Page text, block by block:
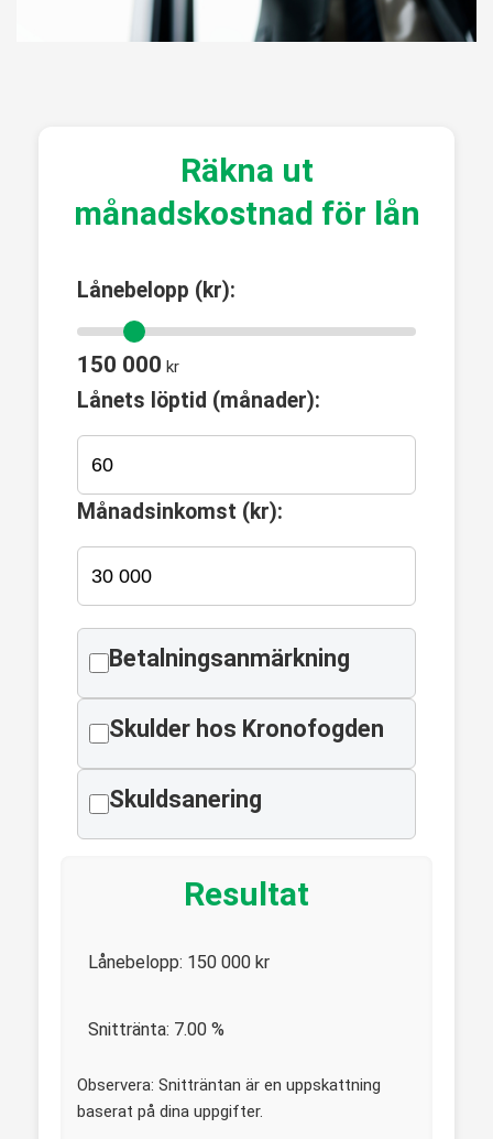
Räkna ut
månadskostnad för lån
Lånebelopp (kr):
150 000 kr
Lånets löptid (månader):
Månadsinkomst (kr):
Betalningsanmärkning
Skulder hos Kronofogden
Skuldsanering
Resultat
Lånebelopp: 150 000 kr
Snittränta: 7.00 %
Observera: Snitträntan är en uppskattning
baserat på dina uppgifter.